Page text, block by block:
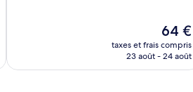
Le
nouveau
prix
64 €
taxes et frais compris
23 août - 24 août